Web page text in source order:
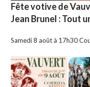
Fête votive de
Jean Brunel : Tout
Samedi 8 août à 17h30